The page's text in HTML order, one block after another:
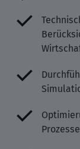
Prozesse